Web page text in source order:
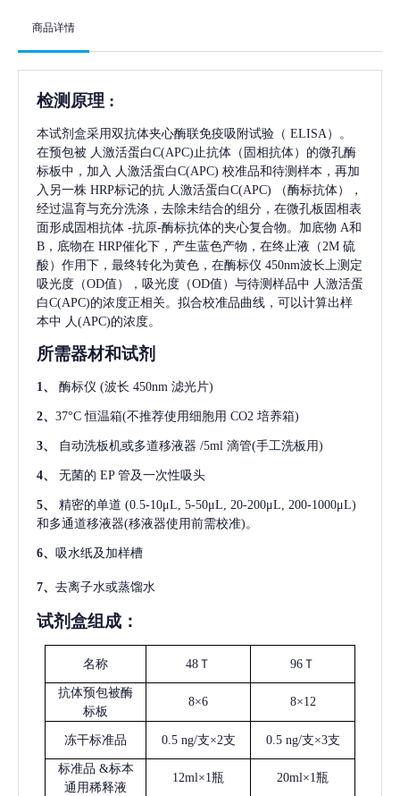
商品详情
检测原理 :
本试剂盒采用双抗体夹心酶联免疫吸附试验（ ELISA）。
在预包被 人激活蛋白C(APC)止抗体（固相抗体）的微孔酶
标板中，加入 人激活蛋白C(APC) 校准品和待测样本，再加
入另一株 HRP标记的抗 人激活蛋白C(APC)
（酶标抗体），
经过温育与充分洗涤，去除未结合的组分，在微孔板固相表
面形成固相抗体 -抗原-酶标抗体的夹心复合物。加底物 A和
B，底物在 HRP催化下，产生蓝色产物，在终止液（2M 硫
酸）作用下，最终转化为黄色，在酶标仪 450nm波长上测定
吸光度（OD值），吸光度（OD值）与待测样品中 人激活蛋
白C(APC)的浓度正相关。拟合校准品曲线，可以计算出样
本中 人(APC)的浓度。
所需器材和试剂
1、 酶标仪 (波长 450nm 滤光片)
2、 37°C 恒温箱(不推荐使用细胞用 CO2 培养箱)
3、 自动洗板机或多道移液器 /5ml 滴管(手工洗板用)
4、 无菌的 EP 管及一次性吸头
5、 精密的单道 (0.5-10μL, 5-50μL, 20-200μL, 200-1000μL)
和多通道移液器(移液器使用前需校准)。
6、 吸水纸及加样槽
7、 去离子水或蒸馏水
试剂盒组成：
名称 48Ｔ 96Ｔ
抗体预包被酶
标板
8×6 8×12
冻干标准品 0.5 ng/支×2支 0.5 ng/支×3支
标准品 &标本
通用稀释液
12ml×1瓶 20ml×1瓶